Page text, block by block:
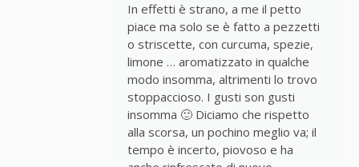
In effetti è strano, a me il petto
piace ma solo se è fatto a pezzetti
o striscette, con curcuma, spezie,
limone … aromatizzato in qualche
modo insomma, altrimenti lo trovo
stoppaccioso. I gusti son gusti
insomma 🙂 Diciamo che rispetto
alla scorsa, un pochino meglio va; il
tempo è incerto, piovoso e ha